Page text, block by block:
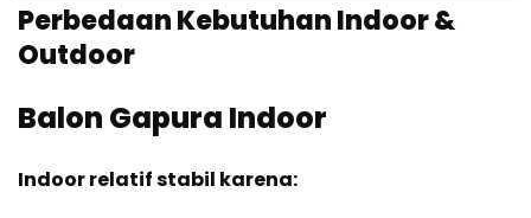
Perbedaan Kebutuhan Indoor &
Outdoor
Balon Gapura Indoor
Indoor relatif stabil karena: